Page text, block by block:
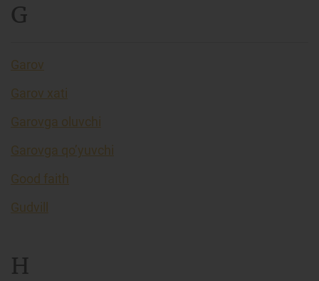
G
Garov
Garov xati
Garovga oluvchi
Garovga qo’yuvchi
Good faith
Gudvill
H